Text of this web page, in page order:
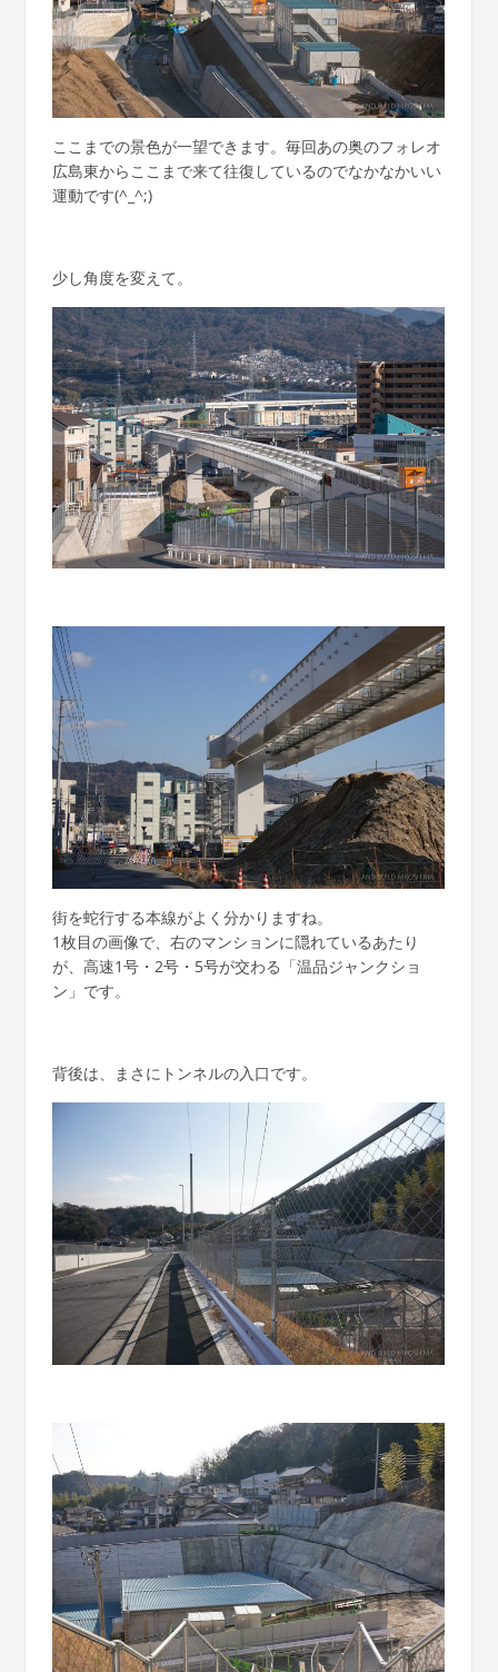
ここまでの景色が一望できます。毎回あの奥のフォレオ
広島東からここまで来て往復しているのでなかなかいい
運動です(^_^;)
少し角度を変えて。
街を蛇行する本線がよく分かりますね。
1枚目の画像で、右のマンションに隠れているあたり
が、高速1号・2号・5号が交わる「温品ジャンクショ
ン」です。
背後は、まさにトンネルの入口です。